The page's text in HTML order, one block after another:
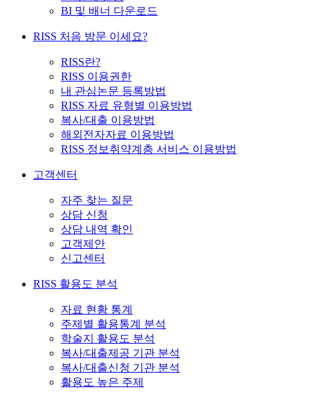
BI 및 배너 다운로드
RISS 처음 방문 이세요?
RISS란?
RISS 이용권한
내 관심논문 등록방법
RISS 자료 유형별 이용방법
복사/대출 이용방법
해외전자자료 이용방법
RISS 정보취약계층 서비스 이용방법
고객센터
자주 찾는 질문
상담 신청
상담 내역 확인
고객제안
신고센터
RISS 활용도 분석
자료 현황 통계
주제별 활용통계 분석
학술지 활용도 분석
복사/대출제공 기관 분석
복사/대출신청 기관 분석
활용도 높은 주제